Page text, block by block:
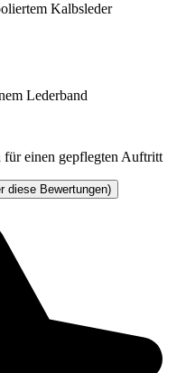
Kalbsleder
Lederband
für einen gepflegten Auftritt
diese Bewertungen)